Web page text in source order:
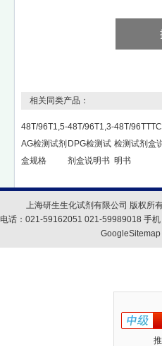
相关同类产品：
48T/96T1,5-
AG检测试剂
盒规格
48T/96T1,3-
DPG检测试
剂盒说明书
48T/
检测试剂盒
明书
上海研生生化试剂有限公司 版权所
电话：021-59162051 021-59989018 手
GoogleSitemap